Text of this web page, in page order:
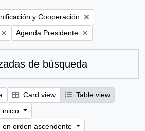
y Cooperación
Remove filter:
Agenda Presidente
de búsqueda
Card view
Table view
inicio
en orden ascendente